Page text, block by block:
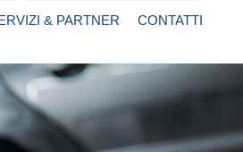
& PARTNER CONTATTI